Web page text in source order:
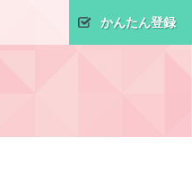
かんたん登録